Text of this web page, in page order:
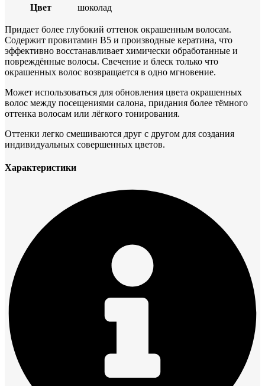
Цвет
шоколад
Придает более глубокий оттенок окрашенным волосам.
Содержит провитамин В5 и производные кератина, что
эффективно восстанавливает химически обработанные и
повреждённые волосы. Свечение и блеск только что
окрашенных волос возвращается в одно мгновение.
Может использоваться для обновления цвета окрашенных
волос между посещениями салона, придания более тёмного
оттенка волосам или лёгкого тонирования.
Оттенки легко смешиваются друг с другом для создания
индивидуальных совершенных цветов.
Характеристики